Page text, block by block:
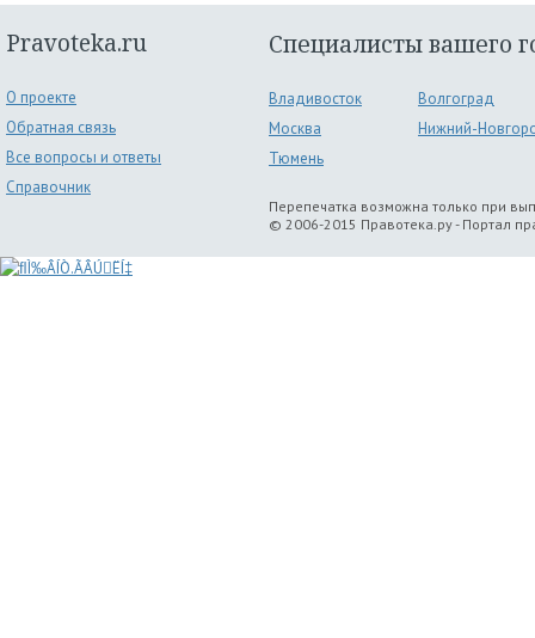
Pravoteka.ru
О проекте
Обратная связь
Все вопросы и ответы
Справочник
Специалисты вашего
Владивосток
Волгоград
Москва
Нижний-
Тюмень
Перепечатка возможна только при
© 2006-2015 Правотека.ру - Портал